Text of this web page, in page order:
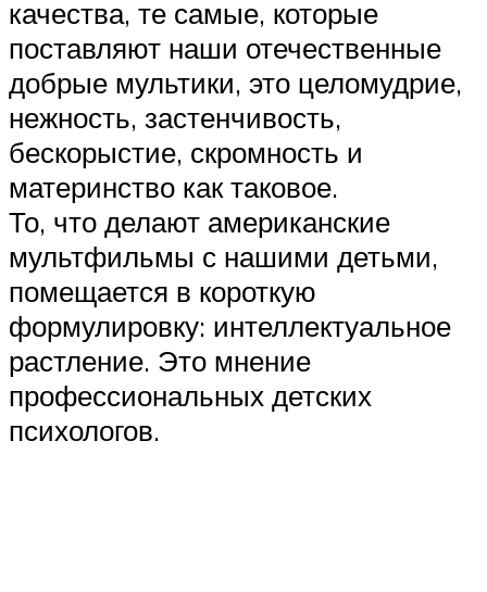
качества, те самые, которые
поставляют наши отечественные
добрые мультики, это целомудрие,
нежность, застенчивость,
бескорыстие, скромность и
материнство как таковое.
То, что делают американские
мультфильмы с нашими детьми,
помещается в короткую
формулировку: интеллектуальное
растление. Это мнение
профессиональных детских
психологов.